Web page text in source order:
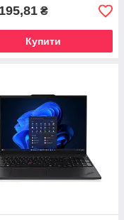
₴
Купити